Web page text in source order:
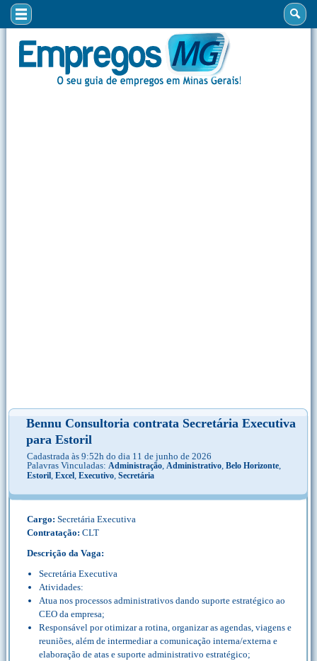
Bennu Consultoria contrata Secretária Executiva
para Estoril
Cadastrada às 9:52h do dia 11 de junho de 2026
Palavras Vinculadas: Administração, Administrativo, Belo Horizonte,
Estoril, Excel, Executivo, Secretária
Cargo: Secretária Executiva
Contratação: CLT
Descrição da Vaga:
Secretária Executiva
Atividades:
Atua nos processos administrativos dando suporte estratégico ao
CEO da empresa;
Responsável por otimizar a rotina, organizar as agendas, viagens e
reuniões, além de intermediar a comunicação interna/externa e
elaboração de atas e suporte administrativo estratégico;